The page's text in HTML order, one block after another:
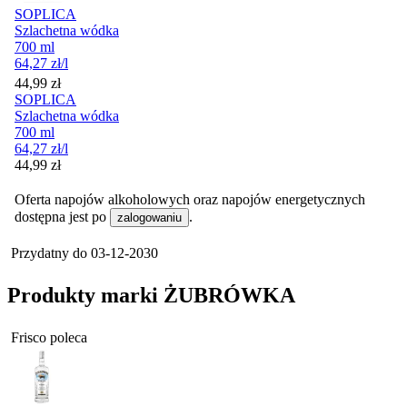
SOPLICA
Szlachetna wódka
700 ml
64,27 zł/l
Cena
44,99 zł
SOPLICA
Szlachetna wódka
700 ml
64,27 zł/l
Cena
44,99 zł
Oferta napojów alkoholowych oraz napojów energetycznych
dostępna jest po
zalogowaniu .
Przydatny do 03-12-2030
Produkty marki ŻUBRÓWKA
Frisco poleca